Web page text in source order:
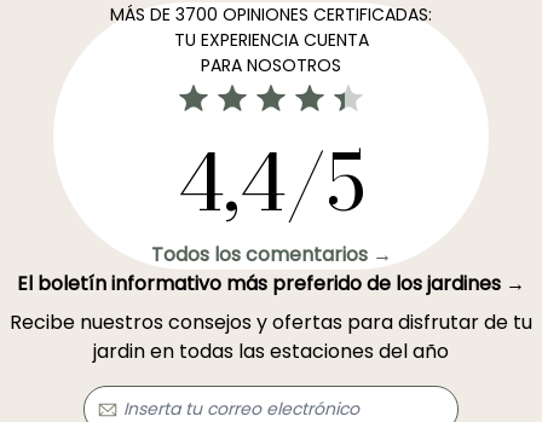
MÁS DE 3700 OPINIONES CERTIFICADAS:
TU EXPERIENCIA CUENTA
PARA NOSOTROS
4,4/5
Todos los comentarios →
El boletín informativo más preferido de los jardines →
Recibe nuestros consejos y ofertas para disfrutar de tu
jardin en todas las estaciones del año